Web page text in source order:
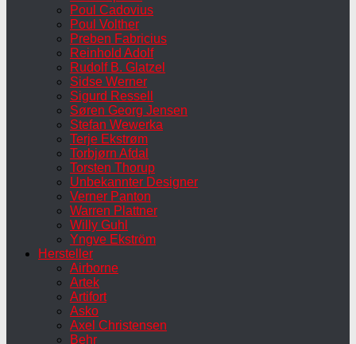
Poul Cadovius
Poul Volther
Preben Fabricius
Reinhold Adolf
Rudolf B. Glatzel
Sidse Werner
Sigurd Ressell
Søren Georg Jensen
Stefan Wewerka
Terje Ekstrøm
Torbjørn Afdal
Torsten Thorup
Unbekannter Designer
Verner Panton
Warren Plattner
Willy Guhl
Yngve Ekström
Hersteller
Airborne
Artek
Artifort
Asko
Axel Christensen
Behr